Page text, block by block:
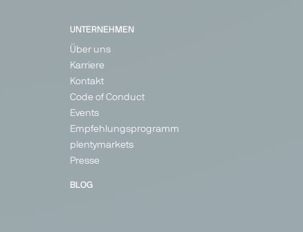
UNTERNEHMEN
Über uns
Karriere
Kontakt
Code of Conduct
Events
Empfehlungsprogramm
plentymarkets
Presse
BLOG